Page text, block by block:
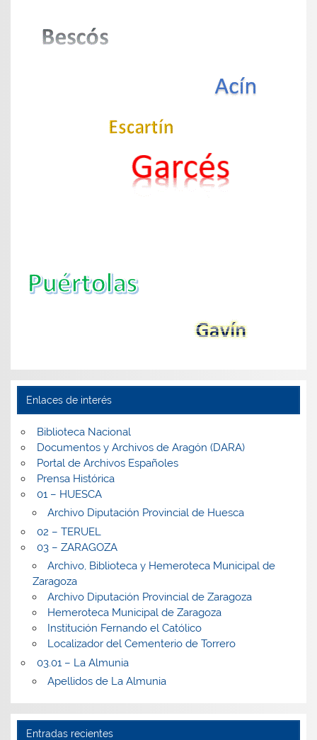
Enlaces de interés
Biblioteca Nacional
Documentos y Archivos de Aragón (DARA)
Portal de Archivos Españoles
Prensa Histórica
01 – HUESCA
Archivo Diputación Provincial de Huesca
02 – TERUEL
03 – ZARAGOZA
Archivo, Biblioteca y Hemeroteca Municipal de
Zaragoza
Archivo Diputación Provincial de Zaragoza
Hemeroteca Municipal de Zaragoza
Institución Fernando el Católico
Localizador del Cementerio de Torrero
03.01 – La Almunia
Apellidos de La Almunia
Entradas recientes